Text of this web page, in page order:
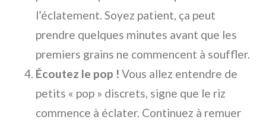
l’éclatement. Soyez patient, ça peut
prendre quelques minutes avant que les
premiers grains ne commencent à souffler.
Écoutez le pop ! Vous allez entendre de
petits « pop » discrets, signe que le riz
commence à éclater. Continuez à remuer